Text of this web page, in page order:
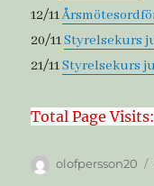
12/11
20/11Styrelsekurs
21/11Styrelsekurs
Total Page
Författare
olofpersson20